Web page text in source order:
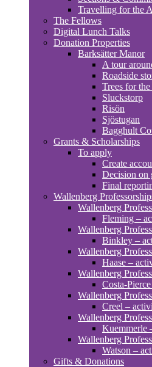
Travelling for the
The Fellows
Digital Lunch Talks
Donation Properties
Barksätter Manor
A tour
Roadside
Trees for
Sluckstorp
Risön
Sjöstugan
Bagghult
Grants & Scholarships
To apply
Create
Decision on
Final
Wallenberg
Wallenberg
Fleming –
Wallenberg
Binkley –
Wallenberg
Haase –
Wallenberg
Costa-
Wallenberg
Creel –
Wallenberg
Kuemmerle
Wallenberg
Watson –
Gifts & Donations